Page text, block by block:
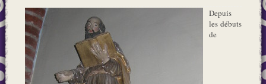
Depuis
les débuts
de